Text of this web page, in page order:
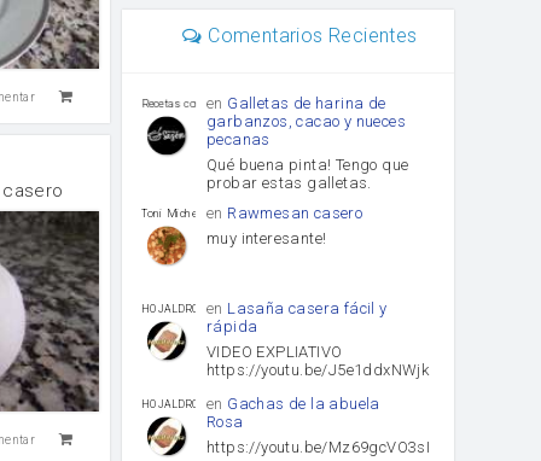
Comentarios Recientes
Recetas con sazon
en Galletas de harina de
garbanzos, cacao y nueces
pecanas
Qué buena pinta! Tengo que
probar estas galletas.
Toni Michel Caubet
en Rawmesan casero
muy interesante!
HOJALDROSA TV
en Lasaña casera fácil y
rápida
VIDEO EXPLIATIVO
https://youtu.be/J5e1ddxNWjk
HOJALDROSA TV
en Gachas de la abuela
Rosa
https://youtu.be/Mz69gcVO3sI